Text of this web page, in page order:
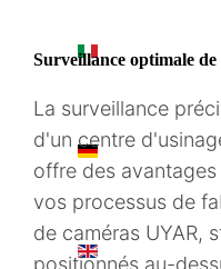
IT
DE
EN
Surveillance optimale
La surveillance
d'un centre
offre des
vos processus de
de caméras UYAR,
positionnés au-